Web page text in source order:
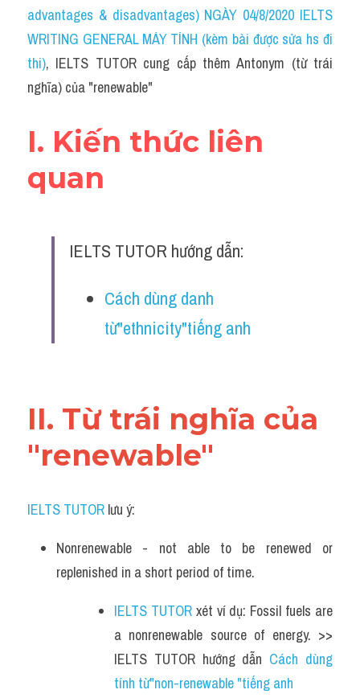
Idiom
Grammar
Collocation
Cách dùng từ
Phân biệt từ
Writing
advantages & disadvantages) NGÀY 04/8/2020 IELTS
WRITING GENERAL MÁY TÍNH (kèm bài được sửa hs đi
thi), IELTS TUTOR cung cấp thêm Antonym (từ trái
nghĩa) của "renewable"
I. Kiến thức liên
quan
IELTS TUTOR hướng dẫn:
Cách dùng danh
từ"ethnicity"tiếng anh
II. Từ trái nghĩa của
"renewable"
IELTS TUTOR lưu ý:
Nonrenewable - not able to be renewed or
replenished in a short period of time.
IELTS TUTOR xét ví dụ: Fossil fuels are
a nonrenewable source of energy. >>
IELTS TUTOR hướng dẫn Cách dùng
tính từ"non-renewable "tiếng anh